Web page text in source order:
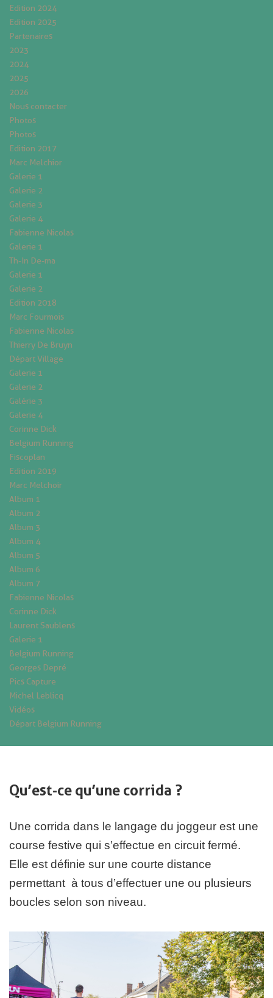
Edition 2024
Edition 2025
Partenaires
2023
2024
2025
2026
Nous contacter
Photos
Photos
Edition 2017
Marc Melchior
Galerie 1
Galerie 2
Galerie 3
Galerie 4
Fabienne Nicolas
Galerie 1
Th-In De-ma
Galerie 1
Galerie 2
Edition 2018
Marc Fourmois
Fabienne Nicolas
Thierry De Bruyn
Départ Village
Galerie 1
Galerie 2
Galérie 3
Galerie 4
Corinne Dick
Belgium Running
Fiscoplan
Edition 2019
Marc Melchoir
Album 1
Album 2
Album 3
Album 4
Album 5
Album 6
Album 7
Fabienne Nicolas
Corinne Dick
Laurent Saublens
Galerie 1
Belgium Running
Georges Depré
Pics Capture
Michel Leblicq
Vidéos
Départ Belgium Running
Qu’est-ce qu’une corrida ?
Une corrida dans le langage du joggeur est une
course festive qui s’effectue en circuit fermé.
Elle est définie sur une courte distance
permettant à tous d’effectuer une ou plusieurs
boucles selon son niveau.